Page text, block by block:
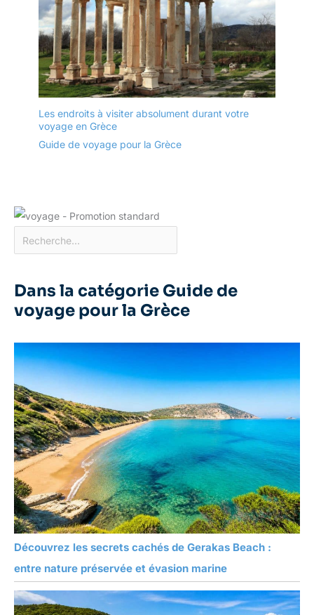
Les endroits à visiter absolument durant votre
voyage en Grèce
Guide de voyage pour la Grèce
Dans la catégorie Guide de
voyage pour la Grèce
Découvrez les secrets cachés de Gerakas Beach :
entre nature préservée et évasion marine